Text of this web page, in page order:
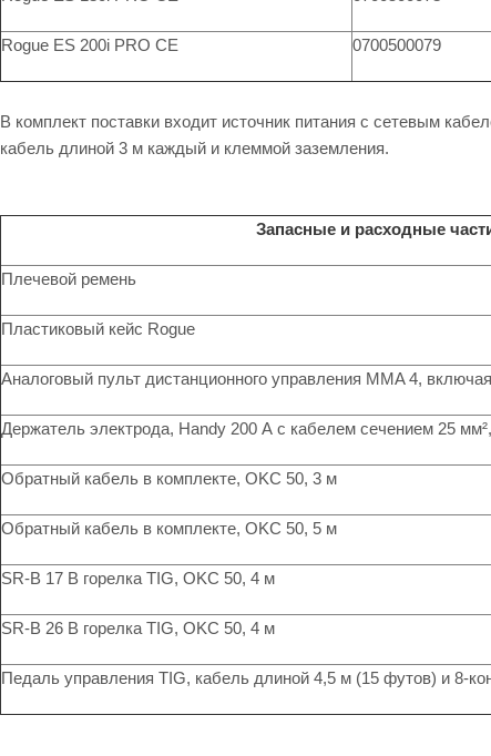
Rogue ES 200i PRO CE 0700500079
В комплект поставки входит источник питания с сетевым
кабель длиной 3 м каждый и клеммой заземления.
Запасные и расходные
Плечевой ремень
Пластиковый кейс Rogue
Аналоговый пульт дистанционного управления MMA 4,
Держатель электрода, Handy 200 А с кабелем сечением 25
Обратный кабель в комплекте, OKC 50, 3 м
Обратный кабель в комплекте, OKC 50, 5 м
SR-B 17 В горелка TIG, OKC 50, 4 м
SR-B 26 В горелка TIG, OKC 50, 4 м
Педаль управления TIG, кабель длиной 4,5 м (15 футов) и 8-